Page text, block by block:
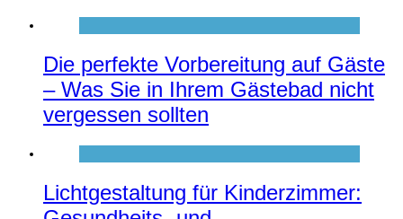
Die perfekte Vorbereitung auf Gäste
– Was Sie in Ihrem Gästebad nicht
vergessen sollten
Lichtgestaltung für Kinderzimmer: